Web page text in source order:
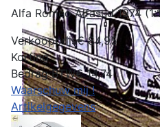
Alfa Romeo Alfasud 1974
Verkoopprijs€ 84,95
Korting
Bedrag BTW€ 14,74
Waarschuw mij !
Artikelgegevens